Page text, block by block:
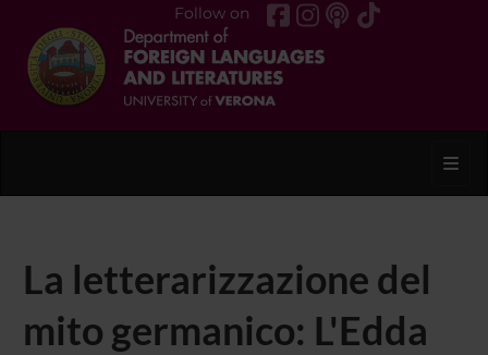
Follow on
La letterarizzazione del
mito germanico: L'Edda